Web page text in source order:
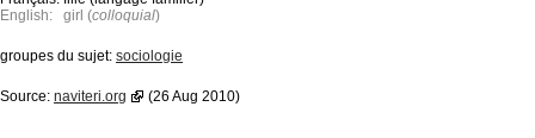
English:
girl (colloquial)
groupes du sujet: sociologie
Source: naviteri.org (26 Aug 2010)